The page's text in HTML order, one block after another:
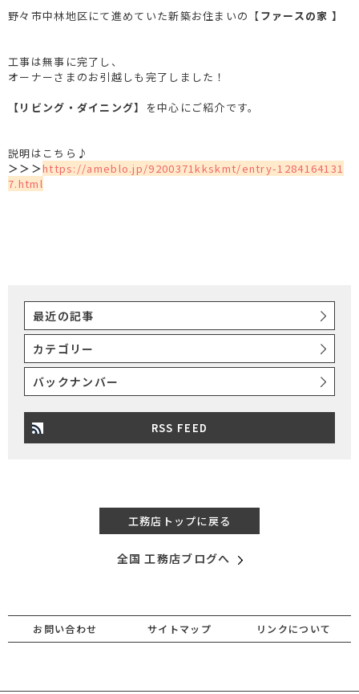
野々市中林地区にて進めていた新築お住まいの【ファースの家 】
工事は無事に完了し、
オーナーさまのお引越しも完了しました！
【リビング・ダイニング】
を中心にご紹介です。
説明はこちら♪
＞＞＞https://ameblo.jp/9200371kkskmt/entry-1284164131
7.html
最近の記事
カテゴリー
バックナンバー
RSS FEED
工務店トップに戻る
全国 工務店ブログへ
お問い合わせ サイトマップ リンクについて